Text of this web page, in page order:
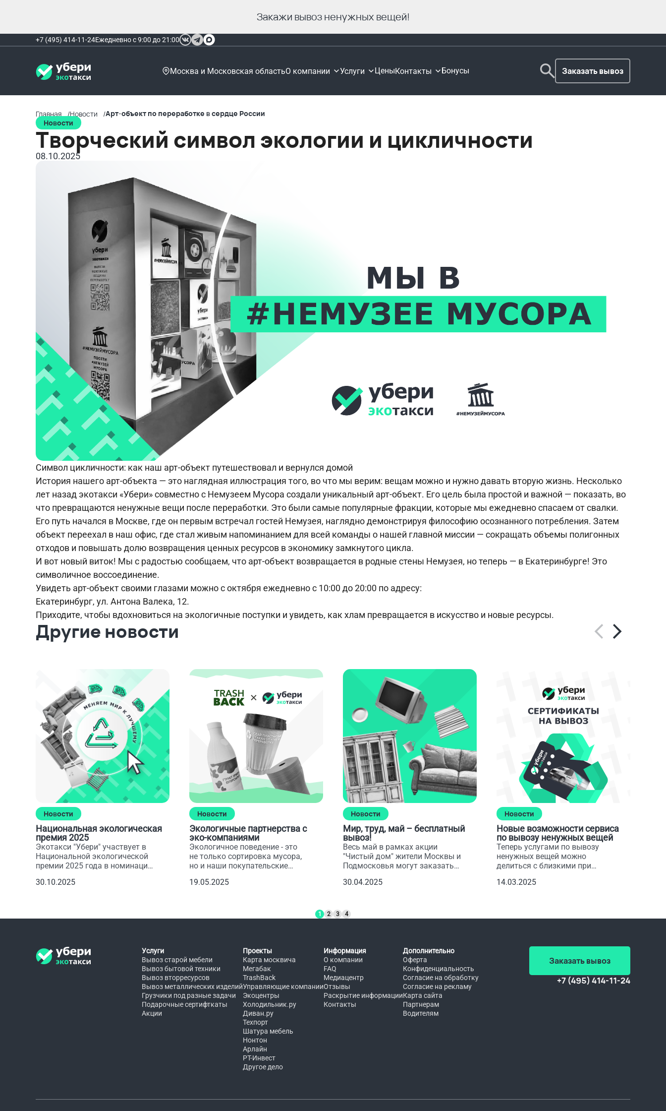
Закажи вывоз ненужных вещей!
+7 (495) 414-11-24Ежедневно с 9:00 до 21:00
Москва и Московская областьО компании Услуги ЦеныКонтакты Бонусы Заказать вывоз
Главная Новости
Арт-объект по переработке в сердце России
Новости
Творческий символ экологии и цикличности
08.10.2025
Символ цикличности: как наш арт-объект путешествовал и вернулся домой
История нашего арт-объекта — это наглядная иллюстрация того, во что мы верим: вещам можно и нужно давать вторую жизнь. Несколько
лет назад экотакси «Убери» совместно с Немузеем Мусора создали уникальный арт-объект. Его цель была простой и важной — показать, во
что превращаются ненужные вещи после переработки. Это были самые популярные фракции, которые мы ежедневно спасаем от свалки.
Его путь начался в Москве, где он первым встречал гостей Немузея, наглядно демонстрируя философию осознанного потребления. Затем
объект переехал в наш офис, где стал живым напоминанием для всей команды о нашей главной миссии — сокращать объемы полигонных
отходов и повышать долю возвращения ценных ресурсов в экономику замкнутого цикла.
И вот новый виток! Мы с радостью сообщаем, что арт-объект возвращается в родные стены Немузея, но теперь — в Екатеринбурге! Это
символичное воссоединение.
Увидеть арт-объект своими глазами можно с октября ежедневно с 10:00 до 20:00 по адресу:
Екатеринбург, ул. Антона Валека, 12.
Приходите, чтобы вдохновиться на экологичные поступки и увидеть, как хлам превращается в искусство и новые ресурсы.
Другие новости
Новости
Национальная экологическая
премия 2025
Экотакси "Убери" участвует в
Национальной экологической
премии 2025 года в номинации
30.10.2025
Новости
Экологичные партнерства с
эко-компаниями
Экологичное поведение - это
не только сортировка мусора,
но и наши покупательские
19.05.2025
Новости
Мир, труд, май – бесплатный
вывоз!
Весь май в рамках акции
"Чистый дом" жители Москвы и
Подмосковья могут заказать
бесплатно!
30.04.2025
Новости
Новые возможности сервиса
по вывозу ненужных вещей
Теперь услугами по вывозу
ненужных вещей можно
делиться с близкими при
сертификатов!
14.03.2025
1 2 3 4
Услуги
Вывоз старой мебели
Вывоз бытовой техники
Вывоз вторресурсов
Вывоз металлических изделий
Грузчики под разные задачи
Подарочные сертифткаты
Акции
Проекты
Карта москвича
Мегабак
TrashBack
Управляющие компании
Экоцентры
Холодильник.ру
Диван.ру
Техпорт
Шатура мебель
Нонтон
Арлайн
РТ-Инвест
Другое дело
Информация
О компании
FAQ
Медиацентр
Отзывы
Раскрытие информации
Контакты
Дополнительно
Оферта
Конфиденциальность
Согласие на обработку
Согласие на рекламу
Карта сайта
Партнерам
Водителям
Заказать вывоз
+7 (495) 414-11-24